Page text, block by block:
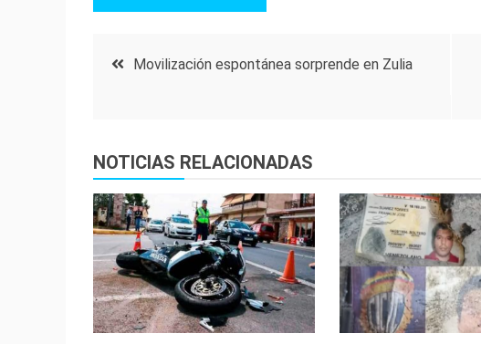
Navegación
entradas
Movilización espontánea sorprende en Zulia
NOTICIAS RELACIONADAS